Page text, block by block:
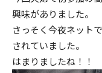
興味がありました。
さっそく今夜ネット
されていました。
はまりましたね！！